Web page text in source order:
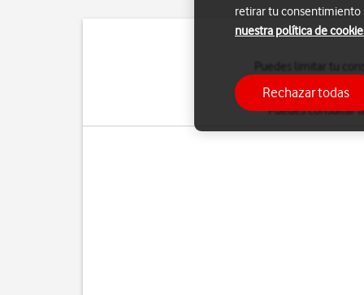
Puedes consultar
retirar tu consentimiento
nuestra política de
Rechazar todas